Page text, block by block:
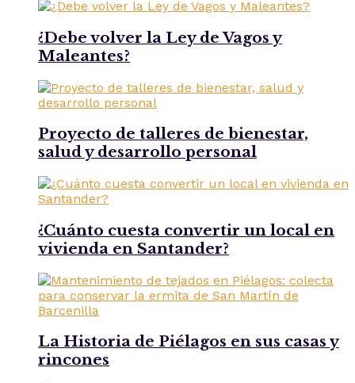
¿Debe volver la Ley de Vagos y
Maleantes?
Proyecto de talleres de bienestar,
salud y desarrollo personal
¿Cuánto cuesta convertir un local en
vivienda en Santander?
La Historia de Piélagos en sus casas y
rincones